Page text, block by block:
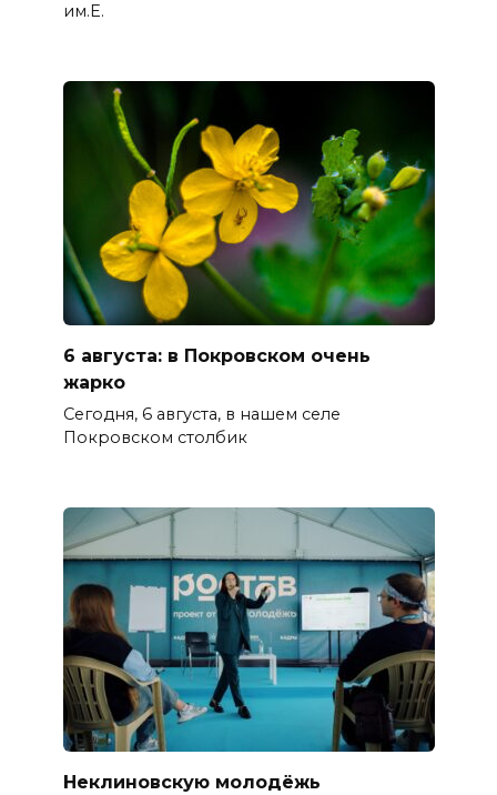
им.Е.
6 августа: в Покровском очень
жарко
Сегодня, 6 августа, в нашем селе
Покровском столбик
Неклиновскую молодёжь